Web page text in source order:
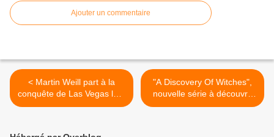
Ajouter un commentaire
< Martin Weill part à la
conquête de Las Vegas le 2
avril sur TMC
"A Discovery Of Witches",
nouvelle série à découvrir
dès ce soir sur SYFY >